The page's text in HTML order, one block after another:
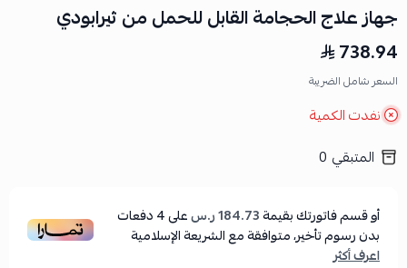
جهاز علاج الحجامة القابل للحمل من ثيرابودي
738.94
السعر شامل الضريبة
نفدت الكمية
المتبقي 0
أو قسم فاتورتك بقيمة184.73 ر.س على4دفعات
بدون رسوم تأخير، متوافقة مع الشريعة الإسلامية
اعرف أكثر